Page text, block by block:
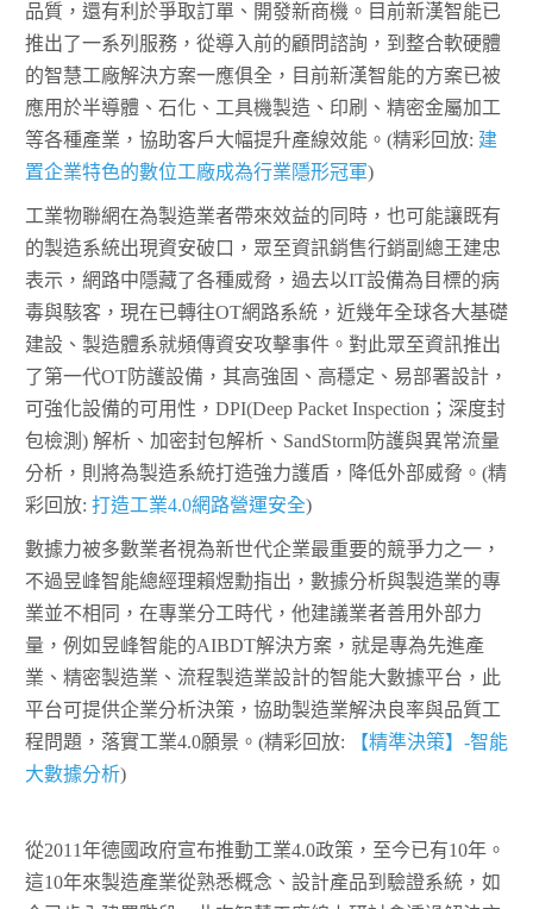
品質，還有利於爭取訂單、開發新商機。目前新漢智能已
推出了一系列服務，從導入前的顧問諮詢，到整合軟硬體
的智慧工廠解決方案一應俱全，目前新漢智能的方案已被
應用於半導體、石化、工具機製造、印刷、精密金屬加工
等各種產業，協助客戶大幅提升產線效能。(精彩回放: 建
置企業特色的數位工廠成為行業隱形冠軍)
工業物聯網在為製造業者帶來效益的同時，也可能讓既有
的製造系統出現資安破口，眾至資訊銷售行銷副總王建忠
表示，網路中隱藏了各種威脅，過去以IT設備為目標的病
毒與駭客，現在已轉往OT網路系統，近幾年全球各大基礎
建設、製造體系就頻傳資安攻擊事件。對此眾至資訊推出
了第一代OT防護設備，其高強固、高穩定、易部署設計，
可強化設備的可用性，DPI(Deep Packet Inspection；深度封
包檢測) 解析、加密封包解析、SandStorm防護與異常流量
分析，則將為製造系統打造強力護盾，降低外部威脅。(精
彩回放: 打造工業4.0網路營運安全)
數據力被多數業者視為新世代企業最重要的競爭力之一，
不過昱峰智能總經理賴煜勳指出，數據分析與製造業的專
業並不相同，在專業分工時代，他建議業者善用外部力
量，例如昱峰智能的AIBDT解決方案，就是專為先進產
業、精密製造業、流程製造業設計的智能大數據平台，此
平台可提供企業分析決策，協助製造業解決良率與品質工
程問題，落實工業4.0願景。(精彩回放:
【精準決策】-智能
大數據分析)
從2011年德國政府宣布推動工業4.0政策，至今已有10年。
這10年來製造產業從熟悉概念、設計產品到驗證系統，如